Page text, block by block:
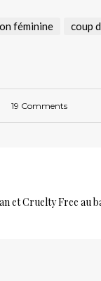
féminine coup
19 Comments
et Cruelty Free au